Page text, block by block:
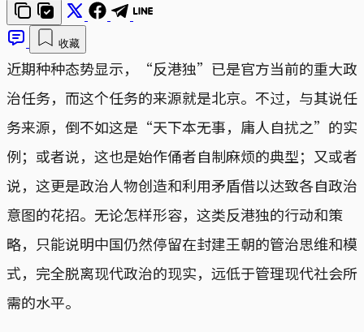
收藏
近期种种态势显示，“反港独”已是官方当前的重大政
治任务，而这个任务的来源就是北京。不过，与其说任
务来源，倒不如这是“天下本无事，庸人自扰之”的实
例；或者说，这也是始作俑者自制麻烦的典型；又或者
说，这更是政治人物创造和利用矛盾借以达致各自政治
意图的花招。无论怎样形容，这类反港独的行动和策
略，只能说明中国仍然停留在封建王朝的管治思维和模
式，完全脱离现代政治的现实，远低于管理现代社会所
需的水平。